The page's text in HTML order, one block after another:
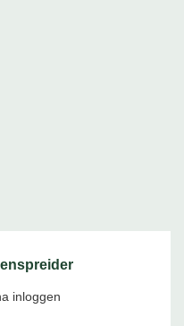
inloggen